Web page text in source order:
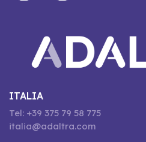
ITALIA
Tel: +39 375 79 58 775
italia@adaltra.com